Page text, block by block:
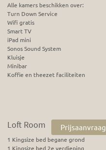
Alle kamers beschikken over:
Turn Down Service
Wifi gratis
Smart TV
iPad mini
Sonos Sound System
Kluisje
Minibar
Koffie en theezet faciliteiten
Loft Room Prijsaanvraag
1 Kingsize bed begane grond
1 Kingsize bed 2e verdieping